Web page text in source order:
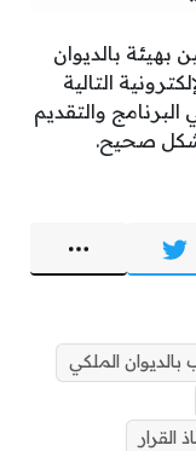
بهيئة بالديوان
التالية
والتقديم
صحيح.
بالديوان الملكي
القرار